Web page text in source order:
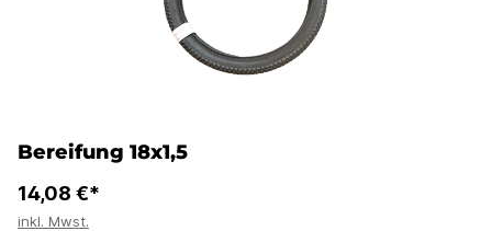
Bereifung 18x1,5
14,08 €*
inkl. Mwst.